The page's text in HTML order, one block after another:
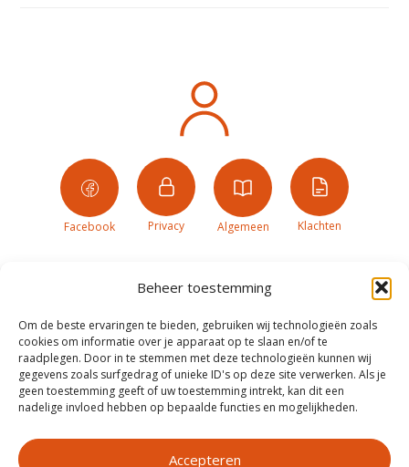
Beheer toestemming
Om de beste ervaringen te bieden, gebruiken wij technologieën zoals
cookies om informatie over je apparaat op te slaan en/of te
raadplegen. Door in te stemmen met deze technologieën kunnen wij
gegevens zoals surfgedrag of unieke ID's op deze site verwerken. Als je
geen toestemming geeft of uw toestemming intrekt, kan dit een
nadelige invloed hebben op bepaalde functies en mogelijkheden.
Accepteren
Facebook Privacy Algemeen Klachten